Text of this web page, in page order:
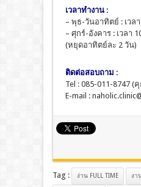
เวลาทำงาน :
– พุธ-วันอาทิตย์ : เวล
– ศุกร์-อังคาร : เวลา
(หยุดอาทิตย์ละ 2 วัน)
ติดต่อสอบถาม :
Tel : 085-011-8747 (
E-mail :
Tag : ง่าน FULL TIME งา